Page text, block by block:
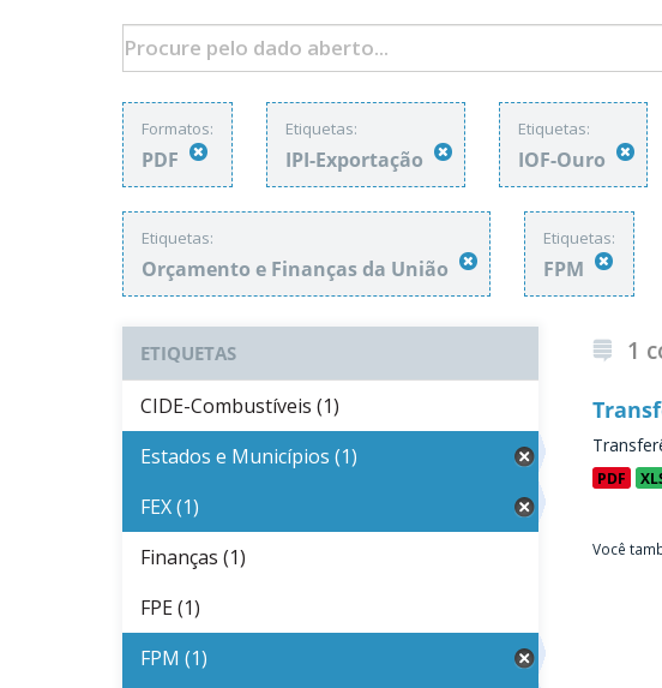
Formatos:
PDF
Etiquetas:
IPI-Exportação
Etiquetas:
IOF-Ouro
Etiquetas:
Orçamento e Finanças da União
Etiquetas:
FPM
1
PDF
Você
ETIQUETAS
CIDE-Combustíveis (1)
Estados e Municípios (1)
FEX (1)
Finanças (1)
FPE (1)
FPM (1)